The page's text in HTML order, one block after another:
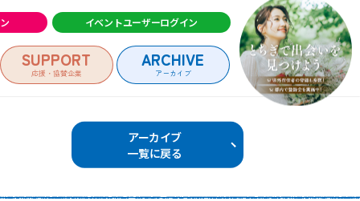
イベントユーザーログイン
SUPPORT
応援・協賛企業
ARCHIVE
アーカイブ
アーカイブ
一覧に戻る